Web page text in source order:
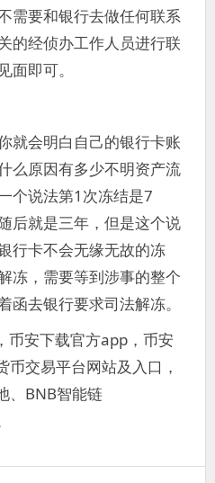
需要和银行去做任何联系
的经侦办工作人员进行联
面即可。
就会明白自己的银行卡账
么原因有多少不明资产流
个说法第1次冻结是7
后就是三年，但是这个说
行卡不会无缘无故的冻
冻，需要等到涉事的整个
函去银行要求司法解冻。
安下载官方app，币安
交易平台网站及入口，
、BNB智能链